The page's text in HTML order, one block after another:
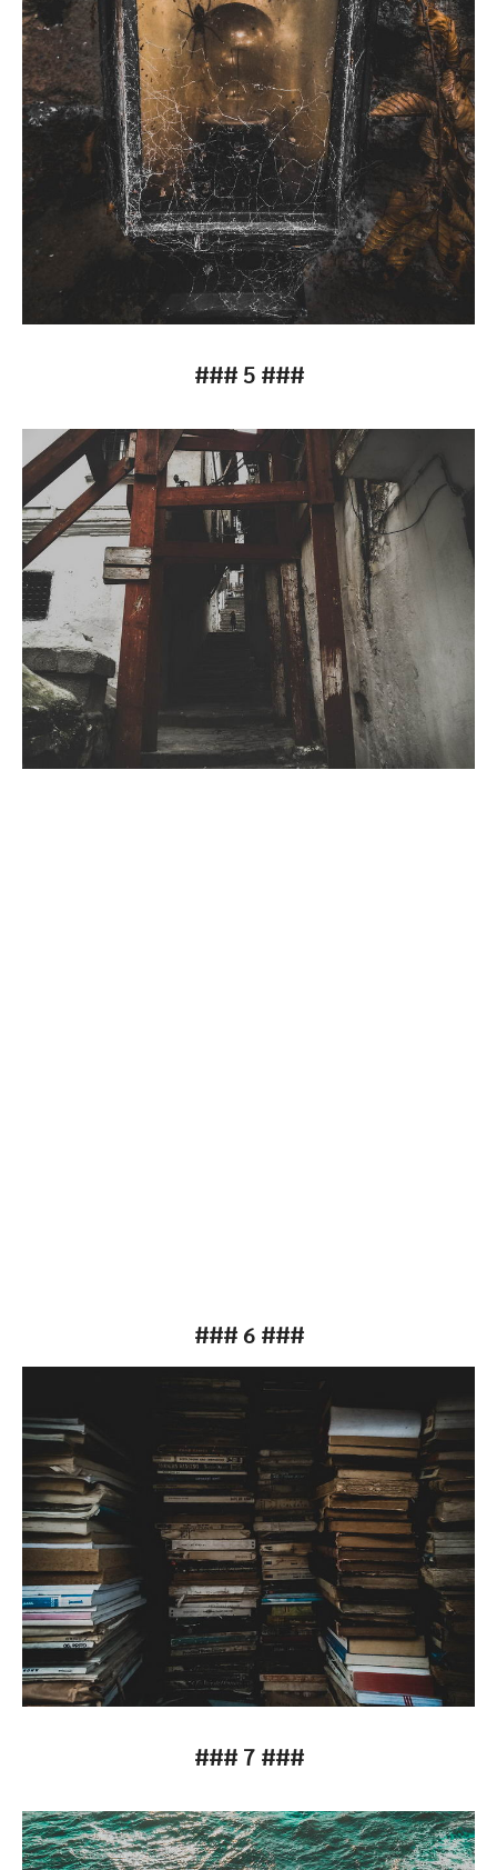
### 5 ###
### 6 ###
### 7 ###